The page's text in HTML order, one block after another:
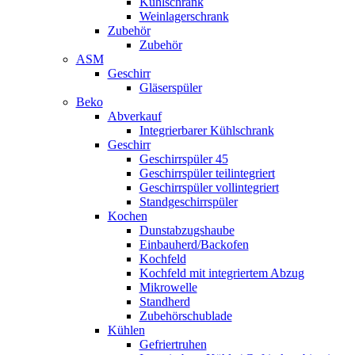
Weinlagerschrank
Zubehör
Zubehör
ASM
Geschirr
Gläserspüler
Beko
Abverkauf
Integrierbarer Kühlschrank
Geschirr
Geschirrspüler 45
Geschirrspüler teilintegriert
Geschirrspüler vollintegriert
Standgeschirrspüler
Kochen
Dunstabzugshaube
Einbauherd/Backofen
Kochfeld
Kochfeld mit integriertem Abzug
Mikrowelle
Standherd
Zubehörschublade
Kühlen
Gefriertruhen